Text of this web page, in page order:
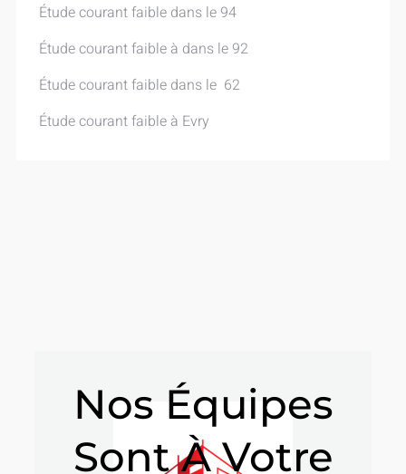
Étude courant faible​ dans le 94
Étude courant faible​ à dans le 92
Étude courant faible​ dans le 62
Étude courant faible​ à Evry
Nos Équipes
Sont À Votre